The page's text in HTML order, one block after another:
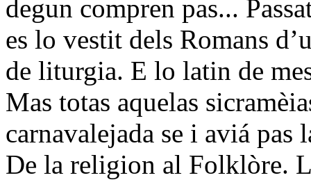
degun compren pas...
es lo vestit dels Romans
de liturgia. E lo latin de
Mas totas aquelas
carnavalejada se i aviá pas
De la religion al Folklòre.